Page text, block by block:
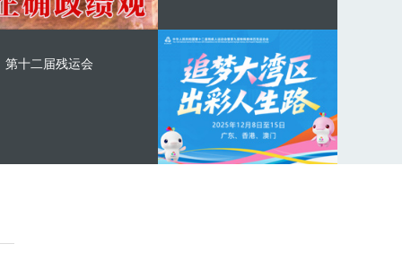
第十二届残运会